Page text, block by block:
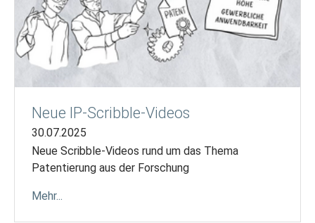
Neue IP-Scribble-Videos
30.07.2025
Neue Scribble-Videos rund um das Thema
Patentierung aus der Forschung
Mehr...